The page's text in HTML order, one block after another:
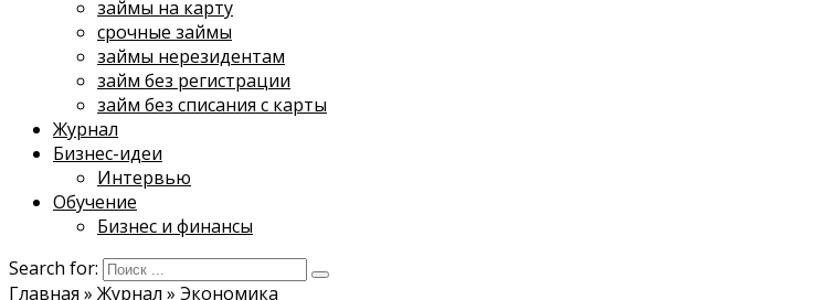
займы на карту
срочные займы
займы нерезидентам
займ без регистрации
займ без списания с карты
Журнал
Бизнес-идеи
Интервью
Обучение
Бизнес и финансы
Search for:
Главная » Журнал » Экономика